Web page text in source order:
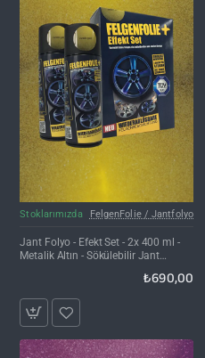
Kargo Bedava
Stoklarımızda FelgenFolie / Jantfolyo
Jant Folyo - Efekt Set - 2x 400 ml -
Metalik Altın - Sökülebilir Jant
₺690,00